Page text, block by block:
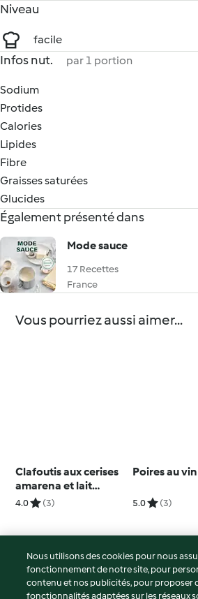
Niveau
facile
Infos nut. par 1 portion
Sodium
Protides
Calories
Lipides
Fibre
Graisses saturées
Glucides
Également présenté dans
Mode sauce
17 Recettes
France
Vous pourriez aussi aimer...
Clafoutis aux cerises
amarena et lait
d'amande
4.0 (3)
Poires au
5.0 (3)
© Copyright 2026
Nous utilisons des cookies pour nous
fonctionnement de notre site, pour
contenu et nos publicités, pour proposer
fonctionnalités adaptées sur les réseaux